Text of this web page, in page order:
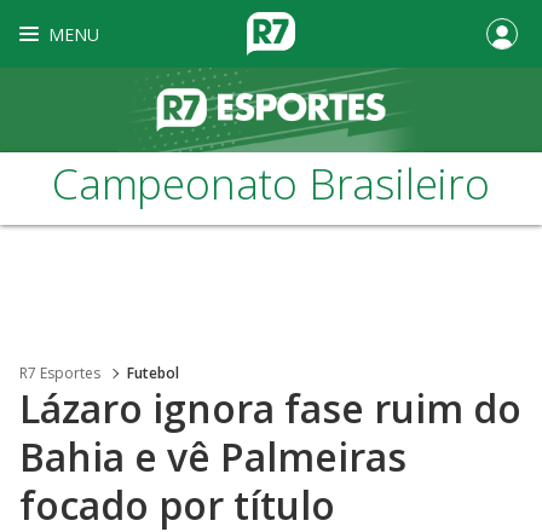
MENU
Campeonato Brasileiro
R7 Esportes Futebol
Lázaro ignora fase ruim do
Bahia e vê Palmeiras
focado por título